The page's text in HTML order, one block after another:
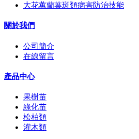
大花蕙蘭葉斑類病害防治技能
關於我們
公司簡介
在線留言
產品中心
果樹苗
綠化苗
松柏類
灌木類